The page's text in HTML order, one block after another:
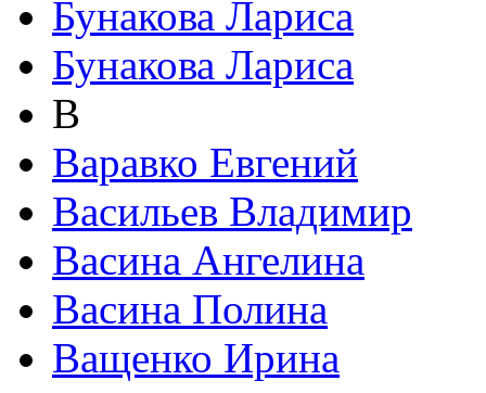
Бунакова Лариса
Бунакова Лариса
В
Варавко Евгений
Васильев Владимир
Васина Ангелина
Васина Полина
Ващенко Ирина